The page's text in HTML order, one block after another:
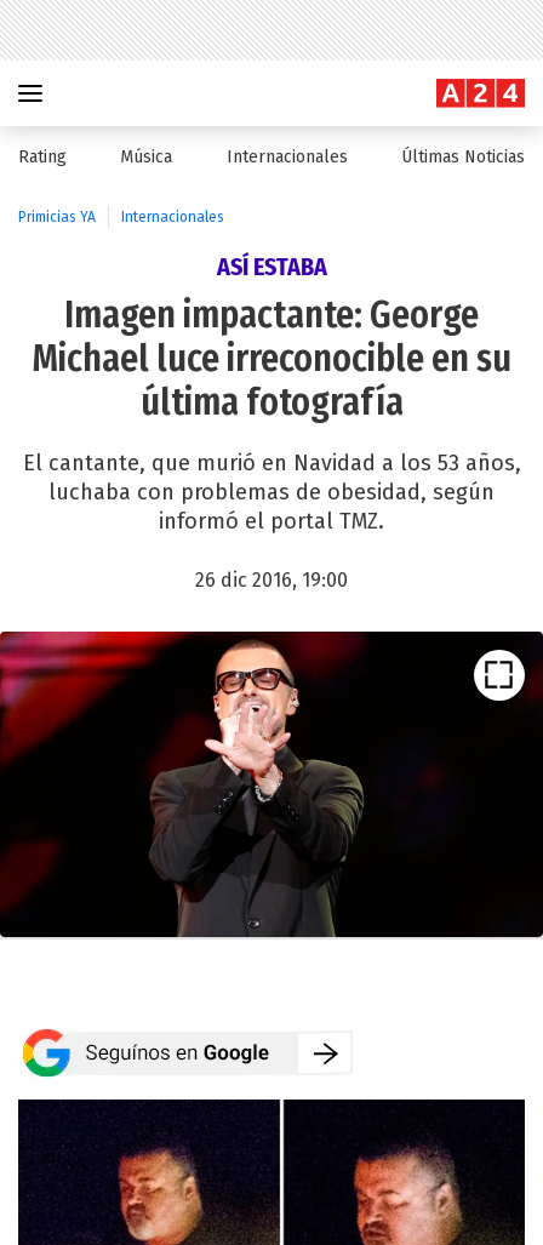
Rating Música Internacionales Últimas Noticias
Primicias YA Internacionales
ASÍ ESTABA
Imagen impactante: George
Michael luce irreconocible en su
última fotografía
El cantante, que murió en Navidad a los 53 años,
luchaba con problemas de obesidad, según
informó el portal TMZ.
26 dic 2016, 19:00